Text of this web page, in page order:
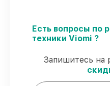
договоренности.
Официальная
ремонтные
защищены
Есть вопросы по
техники Viomi ?
Запишитесь на